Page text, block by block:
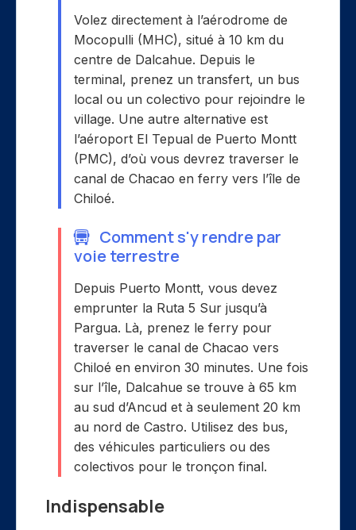
Volez directement à l’aérodrome de
Mocopulli (MHC), situé à 10 km du
centre de Dalcahue. Depuis le
terminal, prenez un transfert, un bus
local ou un colectivo pour rejoindre le
village. Une autre alternative est
l’aéroport El Tepual de Puerto Montt
(PMC), d’où vous devrez traverser le
canal de Chacao en ferry vers l’île de
Chiloé.
Comment s'y rendre par
voie terrestre
Depuis Puerto Montt, vous devez
emprunter la Ruta 5 Sur jusqu’à
Pargua. Là, prenez le ferry pour
traverser le canal de Chacao vers
Chiloé en environ 30 minutes. Une fois
sur l’île, Dalcahue se trouve à 65 km
au sud d’Ancud et à seulement 20 km
au nord de Castro. Utilisez des bus,
des véhicules particuliers ou des
colectivos pour le tronçon final.
Indispensable